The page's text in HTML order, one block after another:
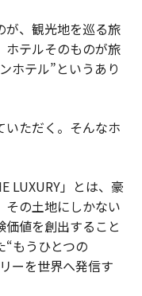
が、観光地を巡る旅
ホテルそのものが旅
ホテル”というあり
いただく。そんなホ
LUXURY」とは、豪
その土地にしかない
値を創出すること
もうひとつの
ーを世界へ発信す